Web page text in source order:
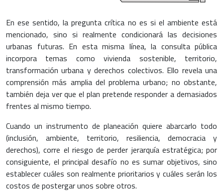
En ese sentido, la pregunta crítica no es si el ambiente está
mencionado, sino si realmente condicionará las decisiones
urbanas futuras. En esta misma línea, la consulta pública
incorpora temas como vivienda sostenible, territorio,
transformación urbana y derechos colectivos. Ello revela una
comprensión más amplia del problema urbano; no obstante,
también deja ver que el plan pretende responder a demasiados
frentes al mismo tiempo.
Cuando un instrumento de planeación quiere abarcarlo todo
(inclusión, ambiente, territorio, resiliencia, democracia y
derechos), corre el riesgo de perder jerarquía estratégica; por
consiguiente, el principal desafío no es sumar objetivos, sino
establecer cuáles son realmente prioritarios y cuáles serán los
costos de postergar unos sobre otros.